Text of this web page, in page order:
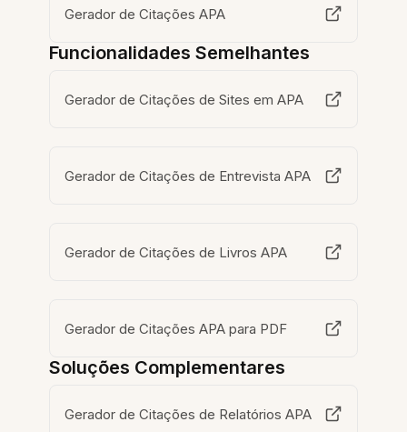
Gerador de Citações APA
Funcionalidades Semelhantes
Gerador de Citações de Sites em APA
Gerador de Citações de Entrevista APA
Gerador de Citações de Livros APA
Gerador de Citações APA para PDF
Soluções Complementares
Gerador de Citações de Relatórios APA